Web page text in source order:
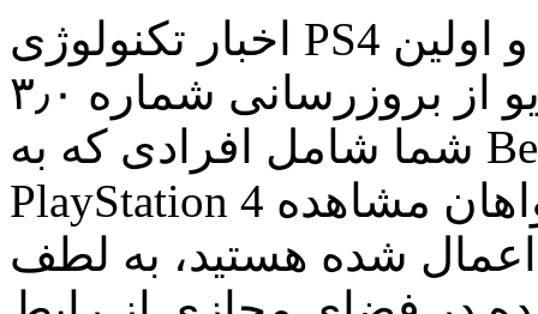
اخبار تکنولوژی PS4 بهتر از همیشه: با تصاویر بیش‌تر و اولین
ویدیو از بروزرسانی شماره ۳٫۰ PS4 همراه ما باشید اگر
شما شامل افرادی که به Beta بروزرسانی شماره ۳٫۰ کنسول
PlayStation 4 دسترسی دارند نمی‌شوید اما خواهان مشاهده
شده هستید، به لطف